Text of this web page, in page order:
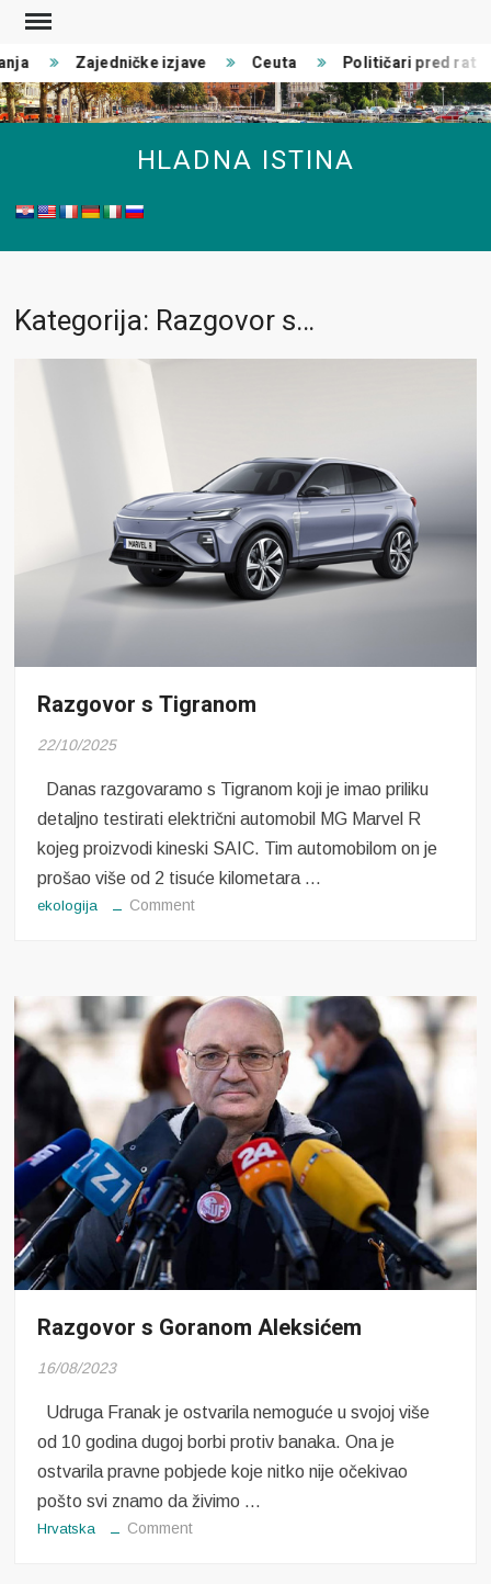
Skip
contentZajedničke izjave Ceuta Političari pred rat
HLADNA ISTINA
Kategorija: Razgovor s…
Razgovor s Tigranom
22/10/2025
Danas razgovaramo s Tigranom koji je imao priliku
detaljno testirati električni automobil MG Marvel R
kojeg proizvodi kineski SAIC. Tim automobilom on je
prošao više od 2 tisuće kilometara …
ekologija Commenton
Razgovor s Goranom Aleksićem
16/08/2023
Udruga Franak je ostvarila nemoguće u svojoj više
od 10 godina dugoj borbi protiv banaka. Ona je
ostvarila pravne pobjede koje nitko nije očekivao
pošto svi znamo da živimo …
Hrvatska Commenton